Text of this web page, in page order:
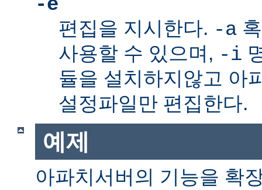
-e
편집을 지시한다. -a
사용할 수 있으며, -i
듈을 설치하지않고 아
설정파일만 편집한다.
예제
아파치서버의 기능을 확